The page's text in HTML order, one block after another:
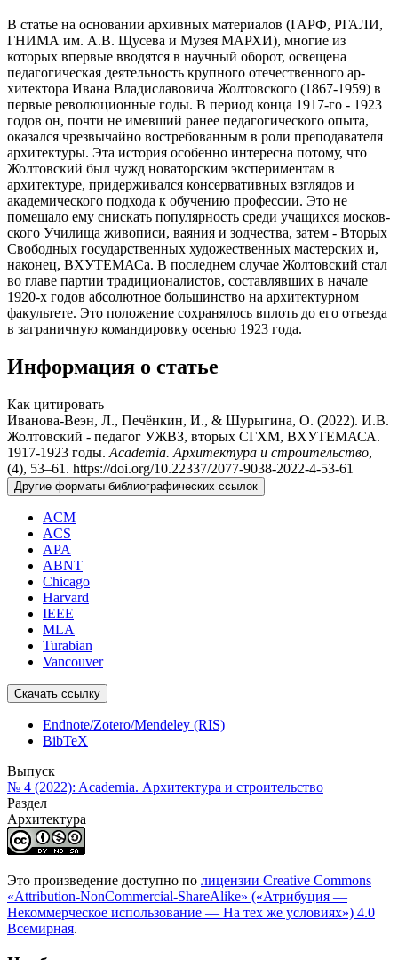
В статье на основании архивных материалов (ГАРФ, РГАЛИ,
ГНИМА им. А.В. Щусева и Музея МАРХИ), многие из
которых впервые вводятся в научный оборот, освещена
педагогическая деятельность крупного отечественного ар­
хитектора Ивана Владиславовича Жолтовского (1867-1959) в
первые революционные годы. В период конца 1917-го - 1923
годов он, почти не имевший ранее педагогического опыта,
оказался чрезвычайно востребованным в роли преподава­теля
архитектуры. Эта история особенно интересна потому, что
Жолтовский был чужд новаторским экспериментам в
архитектуре, придерживался консервативных взглядов и
академического подхода к обучению профессии. Это не
помешало ему снискать популярность среди учащихся москов­
ского Училища живописи, ваяния и зодчества, затем - Вторых
Свободных государственных художественных мастерских и,
наконец, ВХУТЕМАСа. В последнем случае Жолтовский стал
во главе партии традиционалистов, составлявших в начале
1920-х годов абсолютное большинство на архитектурном
факультете. Это положение сохранялось вплоть до его отъезда
в заграничную командировку осенью 1923 года.
Информация о статье
Как цитировать
Иванова-Веэн, Л., Печёнкин, И., & Шурыгина, О. (2022). И.В.
Жолтовский - педагог УЖВЗ, вторых СГХМ, ВХУТЕМАСА.
1917-1923 годы. Academia. Архитектура и строительство,
(4), 53–61. https://doi.org/10.22337/2077-9038-2022-4-53-61
Другие форматы библиографических ссылок
ACM
ACS
APA
ABNT
Chicago
Harvard
IEEE
MLA
Turabian
Vancouver
Скачать ссылку
Endnote/Zotero/Mendeley (RIS)
BibTeX
Выпуск
№ 4 (2022): Academia. Архитектура и строительство
Раздел
Архитектура
Это произведение доступно по лицензии Creative Commons
«Attribution-NonCommercial-ShareAlike» («Атрибуция —
Некоммерческое использование — На тех же условиях») 4.0
Всемирная.